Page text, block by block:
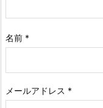
名前 *
メールアドレス *